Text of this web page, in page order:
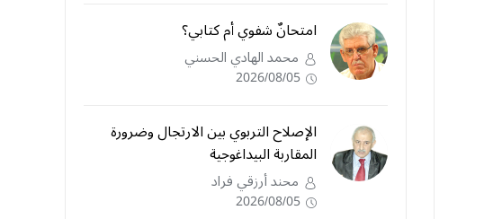
امتحانٌ شفوي أم كتابي؟
محمد الهادي الحسني
2026/08/05
الإصلاح التربوي بين الارتجال وضرورة
المقاربة البيداغوجية
محند أرزقي فراد
2026/08/05